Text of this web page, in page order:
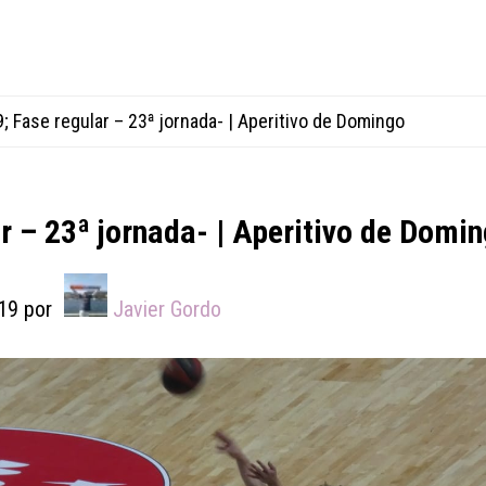
Fase regular – 23ª jornada- | Aperitivo de Domingo
– 23ª jornada- | Aperitivo de
por Javier Gordo